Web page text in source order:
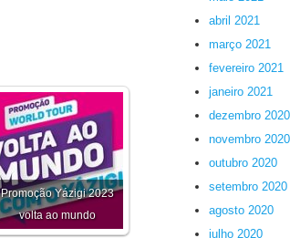
Promoção Yázigi 2023
volta ao mundo
abril 2021
março 2021
fevereiro 2021
janeiro 2021
dezembro 2020
novembro 2020
outubro 2020
setembro 2020
agosto 2020
julho 2020